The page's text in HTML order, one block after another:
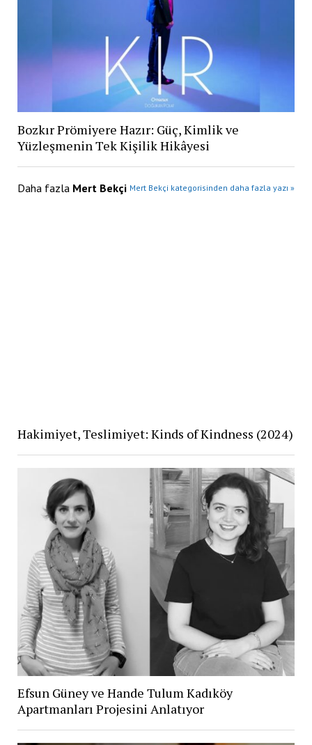
Bozkır Prömiyere Hazır: Güç, Kimlik ve
Yüzleşmenin Tek Kişilik Hikâyesi
Daha fazla Mert Bekçi Mert Bekçi kategorisinden daha fazla yazı »
Hakimiyet, Teslimiyet: Kinds of Kindness (2024)
Efsun Güney ve Hande Tulum Kadıköy
Apartmanları Projesini Anlatıyor